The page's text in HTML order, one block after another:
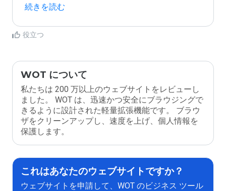
続きを読む
役立つ
WOT について
私たちは 200 万以上のウェブサイトをレビューし
ました。 WOT は、迅速かつ安全にブラウジングで
きるように設計された軽量拡張機能です。 ブラウ
ザをクリーンアップし、速度を上げ、個人情報を
保護します。
これはあなたのウェブサイトですか？
ウェブサイトを申請して、WOT のビジネス ツール